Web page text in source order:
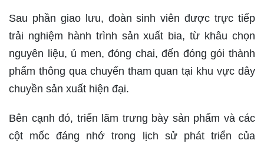
Sau phần giao lưu, đoàn sinh viên được trực tiếp
trải nghiệm hành trình sản xuất bia, từ khâu chọn
nguyên liệu, ủ men, đóng chai, đến đóng gói thành
phẩm thông qua chuyến tham quan tại khu vực dây
chuyền sản xuất hiện đại.
Bên cạnh đó, triển lãm trưng bày sản phẩm và các
cột mốc đáng nhớ trong lịch sử phát triển của